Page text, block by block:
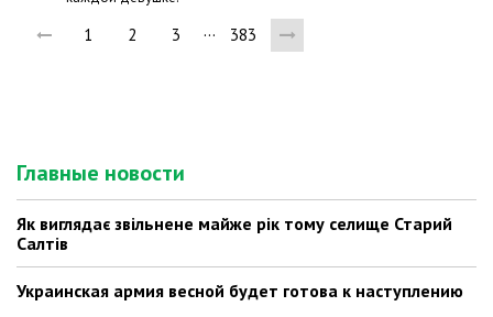
1 2 3 … 383
Главные новости
Як виглядає звільнене майже рік тому селище Старий
Салтів
Украинская армия весной будет готова к наступлению